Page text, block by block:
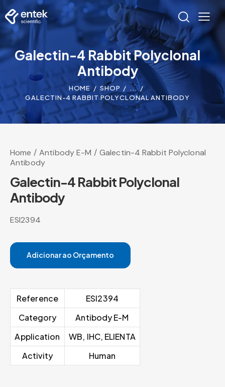
Galectin-4 Rabbit Polyclonal
Antibody
HOME SHOP
...
GALECTIN-4 RABBIT POLYCLONAL ANTIBODY
Home Antibody E-M
Galectin-4 Rabbit Polyclonal
Antibody
Galectin-4 Rabbit Polyclonal
Antibody
ESI2394
Adicionar ao Orçamento
Reference
ESI2394
Category
Antibody E-M
Application
WB, IHC, ELIENTA
Activity
Human